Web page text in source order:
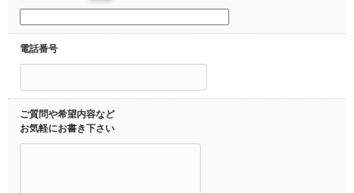
電話番号
ご質問や希望内容など
お気軽にお書き下さい